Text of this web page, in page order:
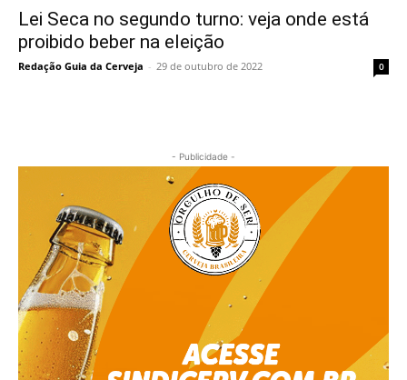
Lei Seca no segundo turno: veja onde está
proibido beber na eleição
Redação Guia da Cerveja - 29 de outubro de 2022 0
- Publicidade -